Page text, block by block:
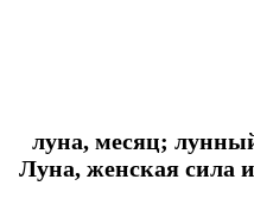
луна, месяц;
Луна, женская сила